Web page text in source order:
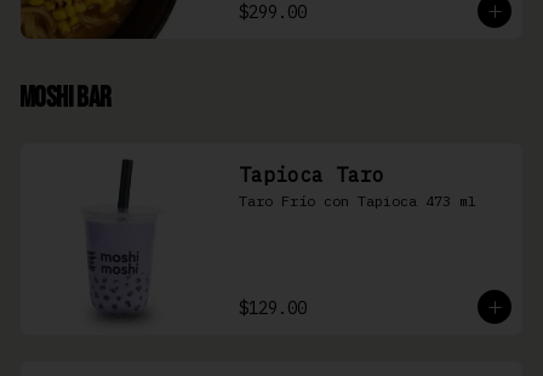
$299.00
Moshi Bar
Tapioca Taro
Taro Frío con Tapioca 473 ml
$129.00